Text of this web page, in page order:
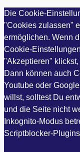
Die Cookie-
"Cookies zulassen"
ermöglichen. Wenn
Cookie-
"Akzeptieren"
Dann können auch
Youtube oder
willst, solltest Du
und die Seite nicht
Inkognito-Modus
Scriptblocker-